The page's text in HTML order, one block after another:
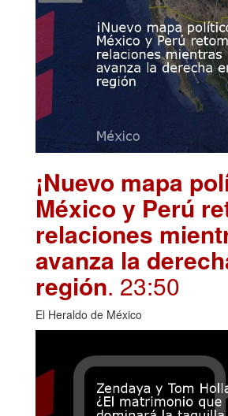
¡Nuevo mapa
México y Perú
relaciones
avanza la
región. 23:50
El Heraldo de México